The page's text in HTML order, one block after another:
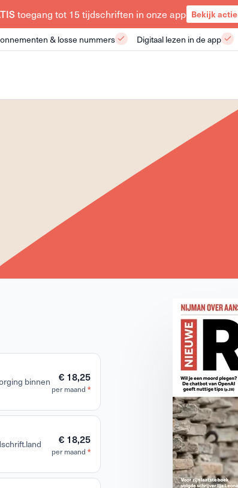
toegang tot 15 tijdschriften in onze app Bekijk actie
& losse nummers Digitaal lezen in de app
binnen
€ 18,25
per maand *
€ 18,25
per maand *